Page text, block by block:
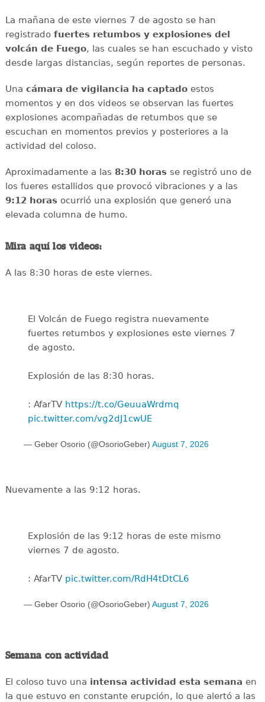
La mañana de este viernes 7 de agosto se han
registrado fuertes retumbos y explosiones del
volcán de Fuego, las cuales se han escuchado y visto
desde largas distancias, según reportes de personas.
Una cámara de vigilancia ha captadoestos
momentos y en dos videos se observan las fuertes
explosiones acompañadas de retumbos que se
escuchan en momentos previos y posteriores a la
actividad del coloso.
Aproximadamente a las 8:30 horasse registró uno de
los fueres estallidos que provocó vibraciones y a las
9:12 horasocurrió una explosión que generó una
elevada columna de humo.
Mira aquí los videos:
A las 8:30 horas de este viernes.
El Volcán de Fuego registra nuevamente
fuertes retumbos y explosiones este viernes 7
de agosto.
Explosión de las 8:30 horas.
: AfarTV https://t.co/GeuuaWrdmq
pic.twitter.com/vg2dJ1cwUE
— Geber Osorio (@OsorioGeber) August 7, 2026
Nuevamente a las 9:12 horas.
Explosión de las 9:12 horas de este mismo
viernes 7 de agosto.
: AfarTV pic.twitter.com/RdH4tDtCL6
— Geber Osorio (@OsorioGeber) August 7, 2026
Semana con actividad
El coloso tuvo una intensa actividad esta semana en
la que estuvo en constante erupción, lo que alertó a las